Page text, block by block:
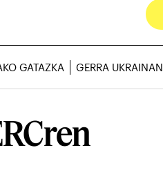
GATAZKA GERRA UKRAINAN